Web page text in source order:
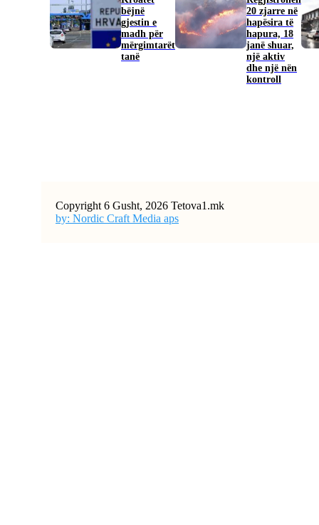
bëjnë
gjestin e
madh për
mërgimtarët
tanë
20 zjarre në
hapësira të
hapura, 18
janë shuar,
një aktiv
dhe një nën
kontroll
Copyright 6 Gusht, 2026 Tetova1.mk
by: Nordic Craft Media aps